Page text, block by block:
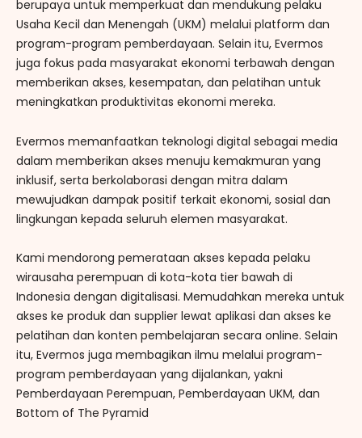
berupaya untuk memperkuat dan mendukung pelaku
Usaha Kecil dan Menengah (UKM) melalui platform dan
program-program pemberdayaan. Selain itu, Evermos
juga fokus pada masyarakat ekonomi terbawah dengan
memberikan akses, kesempatan, dan pelatihan untuk
meningkatkan produktivitas ekonomi mereka.
Evermos memanfaatkan teknologi digital sebagai media
dalam memberikan akses menuju kemakmuran yang
inklusif, serta berkolaborasi dengan mitra dalam
mewujudkan dampak positif terkait ekonomi, sosial dan
lingkungan kepada seluruh elemen masyarakat.
Kami mendorong pemerataan akses kepada pelaku
wirausaha perempuan di kota-kota tier bawah di
Indonesia dengan digitalisasi. Memudahkan mereka untuk
akses ke produk dan supplier lewat aplikasi dan akses ke
pelatihan dan konten pembelajaran secara online. Selain
itu, Evermos juga membagikan ilmu melalui program-
program pemberdayaan yang dijalankan, yakni
Pemberdayaan Perempuan, Pemberdayaan UKM, dan
Bottom of The Pyramid